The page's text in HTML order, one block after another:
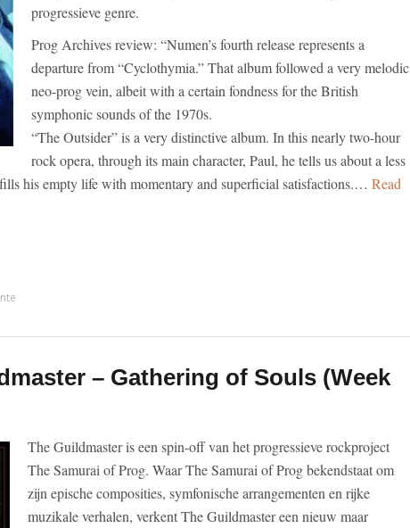
progressieve genre.
Prog Archives review: “Numen’s fourth release represents a
departure from “Cyclothymia.” That album followed a very melodic
neo-prog vein, albeit with a certain fondness for the British
symphonic sounds of the 1970s.
“The Outsider” is a very distinctive album. In this nearly two-hour
rock opera, through its main character, Paul, he tells us about a less
his empty life with momentary and superficial satisfactions.… Read
– Gathering of Souls (Week
The Guildmaster is een spin-off van het progressieve rockproject
The Samurai of Prog. Waar The Samurai of Prog bekendstaat om
zijn epische composities, symfonische arrangementen en rijke
muzikale verhalen, verkent The Guildmaster een nieuw maar